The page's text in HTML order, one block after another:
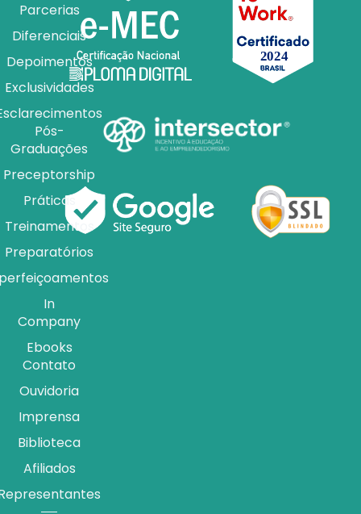
Parcerias
Diferenciais
Depoimentos
Exclusividades
Pós-
Graduações
Preceptorship
Práticas
Treinamentos
Preparatórios
In
Company
Ebooks
Contato
Ouvidoria
Imprensa
Biblioteca
Afiliados